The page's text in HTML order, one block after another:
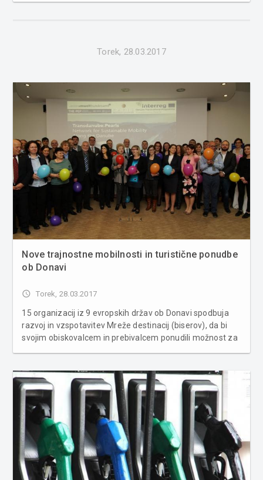
Torek, 28.03.2017
Nove trajnostne mobilnosti in turistične ponudbe
ob Donavi
access_time Torek, 28.03.2017
15 organizacij iz 9 evropskih držav ob Donavi spodbuja
razvoj in vzspotavitev Mreže destinacij (biserov), da bi
svojim obiskovalcem in prebivalcem ponudili možnost za
predstavnikov minis...